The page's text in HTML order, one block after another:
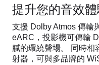
提升您的音效
支援 Dolby Atmos 傳輸
eARC，投影機可傳輸
膩的環繞聲場。 同時相
射器，可與多品牌的